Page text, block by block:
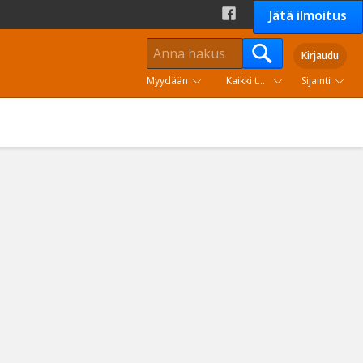
Jätä ilmoitus
Kirjaudu
Myydään
Kaikki tuoteryhmät Sijainti